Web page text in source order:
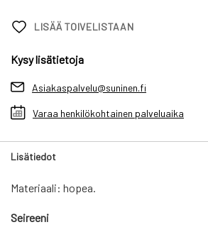
LISÄÄ TOIVELISTAAN
Kysy lisätietoja
Asiakaspalvelu@suninen.fi
Varaa henkilökohtainen palveluaika
Lisätiedot
Materiaali: hopea.
Seireeni